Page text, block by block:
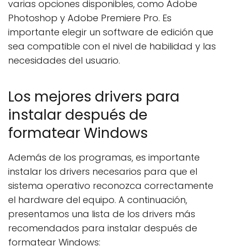
varias opciones disponibles, como Adobe
Photoshop y Adobe Premiere Pro. Es
importante elegir un software de edición que
sea compatible con el nivel de habilidad y las
necesidades del usuario.
Los mejores drivers para
instalar después de
formatear Windows
Además de los programas, es importante
instalar los drivers necesarios para que el
sistema operativo reconozca correctamente
el hardware del equipo. A continuación,
presentamos una lista de los drivers más
recomendados para instalar después de
formatear Windows: